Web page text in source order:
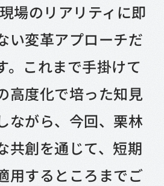
場のリアリティに即
い変革アプローチだ
。これまで手掛けて
高度化で培った知見
ながら、今回、栗林
共創を通じて、短期
用するところまでご